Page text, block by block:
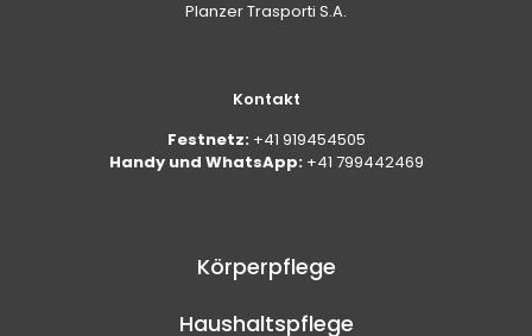
Planzer Trasporti S.A.
Kontakt
Festnetz: +41 919454505
Handy und WhatsApp: +41 799442469
Körperpflege
Haushaltspflege